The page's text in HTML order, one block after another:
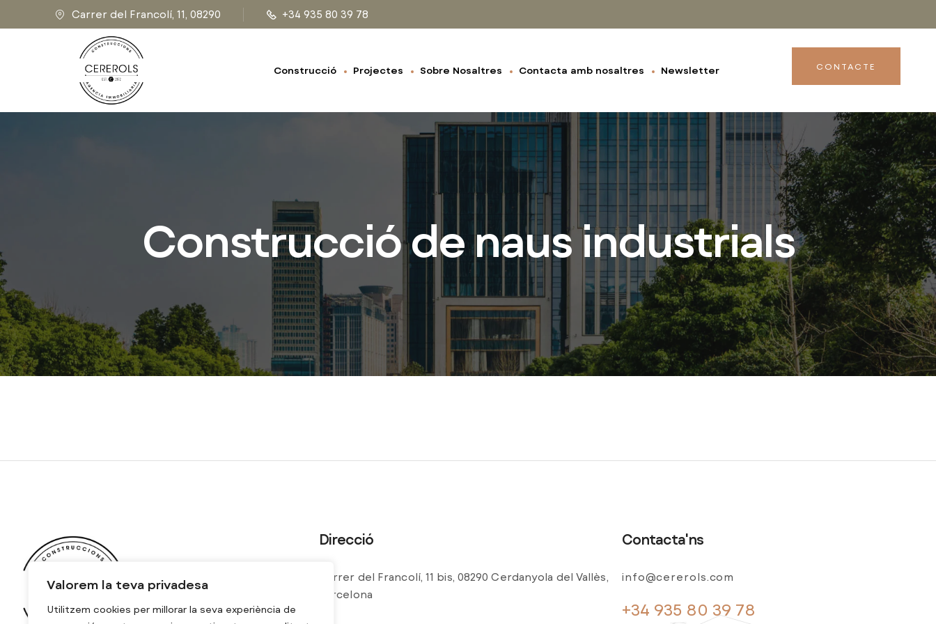
Valorem la teva privadesa
Utilitzem cookies per millorar la seva experiència de
Carrer del Francolí, 11, 08290 +34 935 80 39 78
Construcció Projectes Sobre Nosaltres Contacta amb nosaltres Newsletter CONTACTE
Construcció de naus industrials
Direcció
Carrer del Francolí, 11 bis, 08290 Cerdanyola del Vallès,
Barcelona
Contacta'ns
info@cererols.com
+34 935 80 39 78